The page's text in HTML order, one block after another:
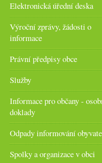
Elektronická úřední deska
Výroční zprávy, žádosti o
informace
Právní předpisy obce
Služby
Informace pro občany -
doklady
Odpady informování
Spolky a organizace v obci